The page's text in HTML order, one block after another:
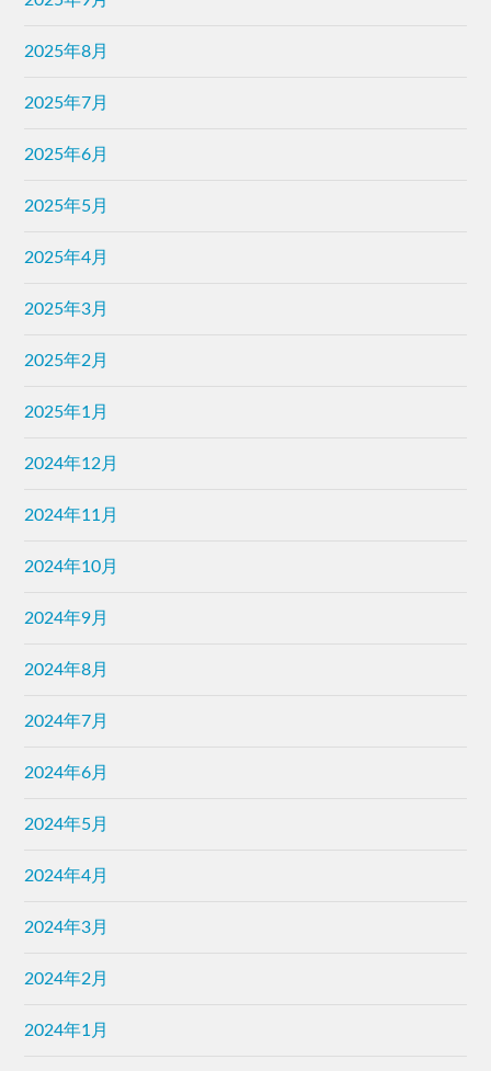
2025年8月
2025年7月
2025年6月
2025年5月
2025年4月
2025年3月
2025年2月
2025年1月
2024年12月
2024年11月
2024年10月
2024年9月
2024年8月
2024年7月
2024年6月
2024年5月
2024年4月
2024年3月
2024年2月
2024年1月